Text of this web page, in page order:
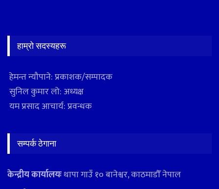
हाम्रो सदस्यहरू
हेमन्त न्यौपाने: प्रकाशक/सम्पादक
सुनिल कुमार लो: अध्यक्ष
यम प्रसाद आचार्य: प्रवन्धक
सम्पर्क ठेगाना
केन्द्रीय कार्यालयःथापा गाउँ १० बानेश्वर, काठमाडौँ नेपाल